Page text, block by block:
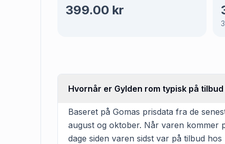
399.00 kr
Hvornår er Gylden rom typisk på tilbud
Baseret på Gomas prisdata fra de
august og oktober. Når varen kommer
dage siden varen sidst var på tilbud